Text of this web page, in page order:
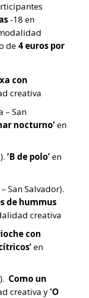
-18 en
de 4 euros por
con
creativa
– San
nocturno’en
‘B de polo’en
San Salvador).
de hummus
creativa
con
en
Como un
creativa y‘O